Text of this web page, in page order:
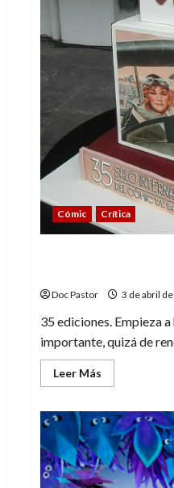
Cómic Crítica
Doc Pastor 3 de abril
35 ediciones. Empieza
importante, quizá de
Leer Más
más
35º
Salón
del
Cómic
de
Barcelona:
A